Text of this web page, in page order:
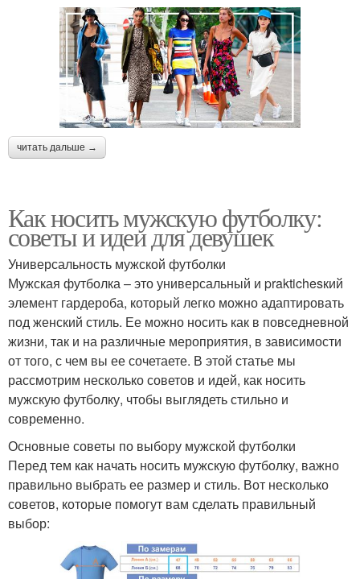
читать дальше →
Как носить мужскую футболку:
советы и идеи для девушек
Универсальность мужской футболки
Мужская футболка – это универсальный и praktichesкий
элемент гардероба, который легко можно адаптировать
под женский стиль. Ее можно носить как в повседневной
жизни, так и на различные мероприятия, в зависимости
от того, с чем вы ее сочетаете. В этой статье мы
рассмотрим несколько советов и идей, как носить
мужскую футболку, чтобы выглядеть стильно и
современно.
Основные советы по выбору мужской футболки
Перед тем как начать носить мужскую футболку, важно
правильно выбрать ее размер и стиль. Вот несколько
советов, которые помогут вам сделать правильный
выбор: